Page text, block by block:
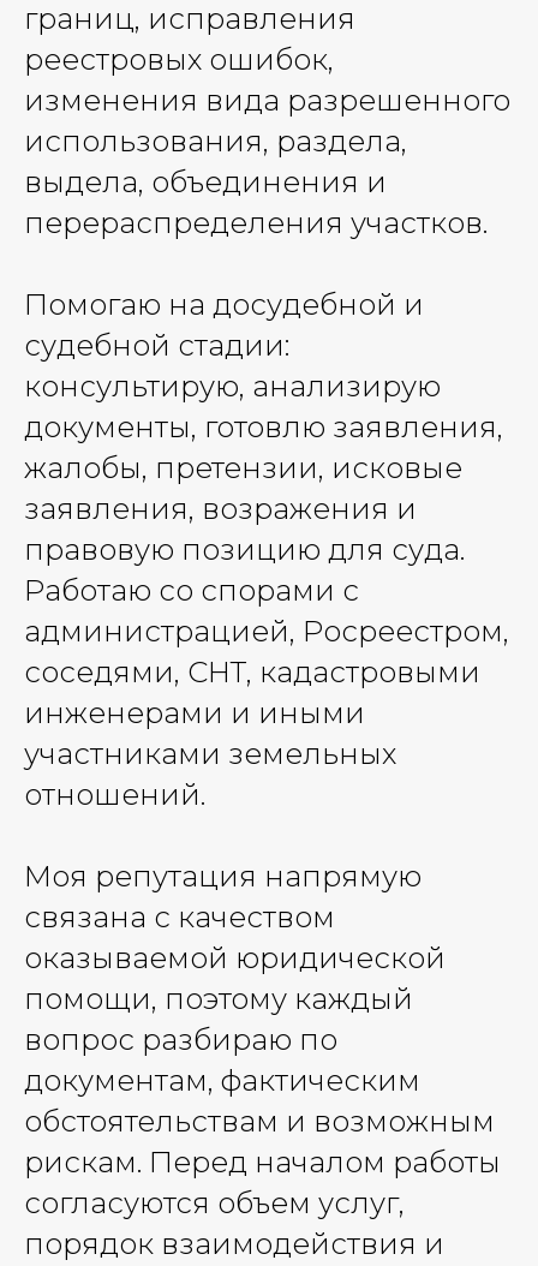
границ, исправления
реестровых ошибок,
изменения вида разрешенного
использования, раздела,
выдела, объединения и
перераспределения участков.
Помогаю на досудебной и
судебной стадии:
консультирую, анализирую
документы, готовлю заявления,
жалобы, претензии, исковые
заявления, возражения и
правовую позицию для суда.
Работаю со спорами с
администрацией, Росреестром,
соседями, СНТ, кадастровыми
инженерами и иными
участниками земельных
отношений.
Моя репутация напрямую
связана с качеством
оказываемой юридической
помощи, поэтому каждый
вопрос разбираю по
документам, фактическим
обстоятельствам и возможным
рискам. Перед началом работы
согласуются объем услуг,
порядок взаимодействия и